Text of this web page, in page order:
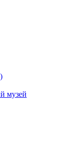
музей